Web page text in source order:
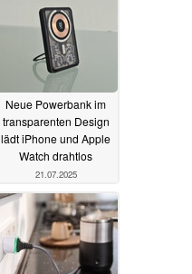
Neue Powerbank im
transparenten Design
lädt iPhone und Apple
Watch drahtlos
21.07.2025